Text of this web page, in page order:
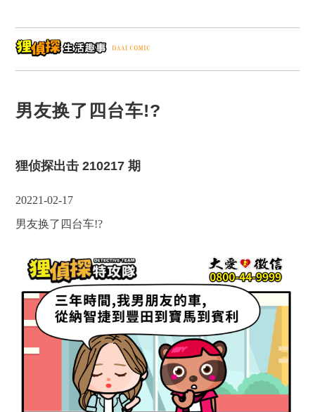
男友换了四台车!?
狸侦探出击 210217 期
20221-02-17
男友换了四台车!?